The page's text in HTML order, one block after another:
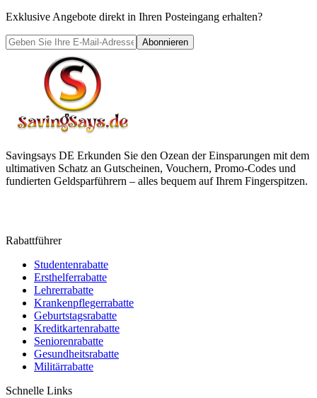
Exklusive Angebote direkt in Ihren Posteingang erhalten?
Abonnieren
Savingsays DE Erkunden Sie den Ozean der Einsparungen mit dem
ultimativen Schatz an Gutscheinen, Vouchern, Promo-Codes und
fundierten Geldsparführern – alles bequem auf Ihrem Fingerspitzen.
Rabattführer
Studentenrabatte
Ersthelferrabatte
Lehrerrabatte
Krankenpflegerrabatte
Geburtstagsrabatte
Kreditkartenrabatte
Seniorenrabatte
Gesundheitsrabatte
Militärrabatte
Schnelle Links